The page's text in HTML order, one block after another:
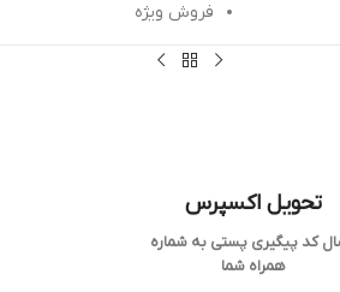
فروش ویژه
تحویل اکسپرس
کد پیگیری پستی به شماره
همراه شما